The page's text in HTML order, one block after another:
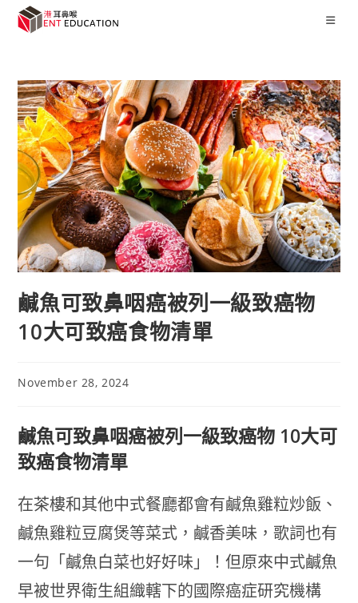
鹹魚可致鼻咽癌被列一級致癌物
10大可致癌食物清單
November 28, 2024
鹹魚可致鼻咽癌被列一級致癌物 10大可
致癌食物清單
在茶樓和其他中式餐廳都會有鹹魚雞粒炒飯、
鹹魚雞粒豆腐煲等菜式，鹹香美味，歌詞也有
一句「鹹魚白菜也好好味」！但原來中式鹹魚
早被世界衛生組織轄下的國際癌症研究機構